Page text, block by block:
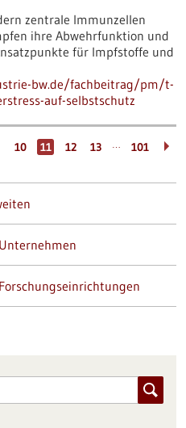
zentrale Immunzellen
ihre Abwehrfunktion und
für Impfstoffe und
bw.de/fachbeitrag/pm/t-
auf-selbstschutz
10 11 12 13 … 101